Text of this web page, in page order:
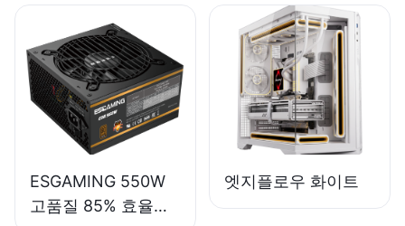
스크탑 PC 파워 서플
라이 ESB650W
ESGAMING 550W
고품질 85% 효율
엣지플로우 화이트